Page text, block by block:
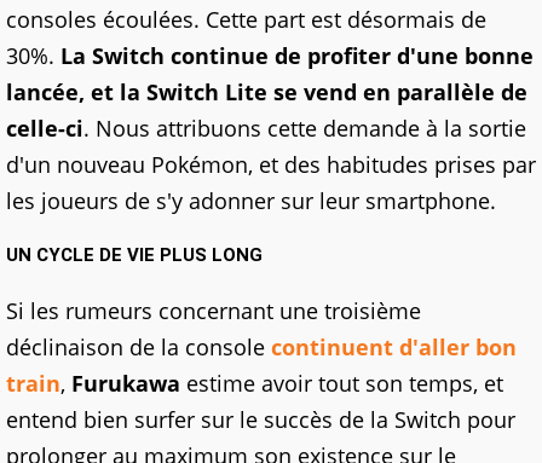
consoles écoulées. Cette part est désormais de
30%. La Switch continue de profiter d'une bonne
lancée, et la Switch Lite se vend en parallèle de
celle-ci. Nous attribuons cette demande à la sortie
d'un nouveau Pokémon, et des habitudes prises par
les joueurs de s'y adonner sur leur smartphone.
UN CYCLE DE VIE PLUS LONG
Si les rumeurs concernant une troisième
déclinaison de la console continuent d'aller bon
train, Furukawa estime avoir tout son temps, et
entend bien surfer sur le succès de la Switch pour
prolonger au maximum son existence sur le